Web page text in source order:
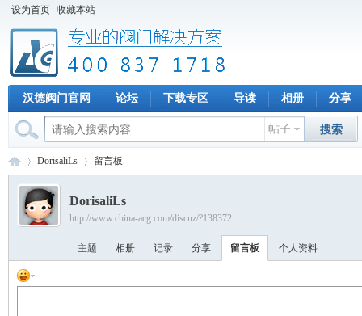
设为首页 收藏本站
汉德阀门官网 论坛 下载专区 导读 相册 分享
帖子 搜索
›
DorisaliLs 留言板
DorisaliLs
http://www.china-acg.com/discuz/?138372
主题 相册 记录 分享 留言板 个人资料